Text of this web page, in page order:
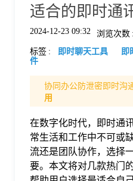
格
适合的即时通
2024-12-23 09:32 浏览次数 :
标签 : 即时聊天工具 即
件
协同办公防泄密即时沟
用
在数字化时代，即时通
常生活和工作中不可或
流还是团队协作，选择
要。本文将对几款热门